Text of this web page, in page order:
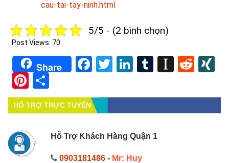
cau-tai-tay-ninh.html
5/5 - (2 bình chọn)
Post Views: 70
Share Facebook
TwitterLinkedIn
Tumblr
Pinterest
HỔ TRỢ TRỰC TUYẾN
Hỗ Trợ Khách Hàng Quận 1
0903181486- Mr: Huy